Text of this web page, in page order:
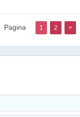
Pagina 1 2 >